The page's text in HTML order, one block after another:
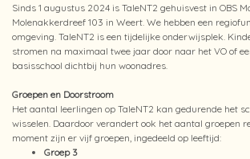
Sinds 1 augustus 2024 is TaleNT2 gehuisvest in OBS
Molenakkerdreef 103 in Weert. We hebben een
omgeving. TaleNT2 is een tijdelijke onderwijsplek.
stromen na maximaal twee jaar door naar het VO of
basisschool dichtbij hun woonadres.
Groepen en Doorstroom
Het aantal leerlingen op TaleNT2 kan gedurende het
wisselen. Daardoor verandert ook het aantal groepen
moment zijn er vijf groepen, ingedeeld op leeftijd:
Groep 3